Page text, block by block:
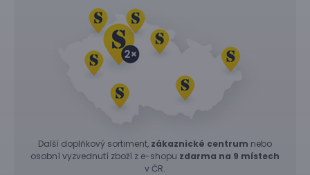
Další doplňkový sortiment, zákaznické centrum nebo
osobní vyzvednutí zboží z e-shopu zdarma na 9 místech
v ČR.